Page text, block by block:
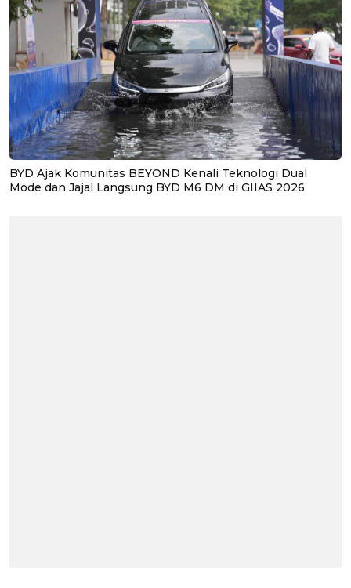
BYD Ajak Komunitas BEYOND Kenali Teknologi Dual
Mode dan Jajal Langsung BYD M6 DM di GIIAS 2026